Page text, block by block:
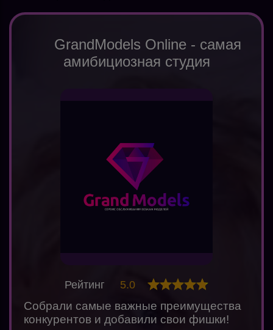
GrandModels Online - самая
амибициозная студия
Собрали самые важные преимущества
конкурентов и добавили свои фишки!
Рейтинг 5.0